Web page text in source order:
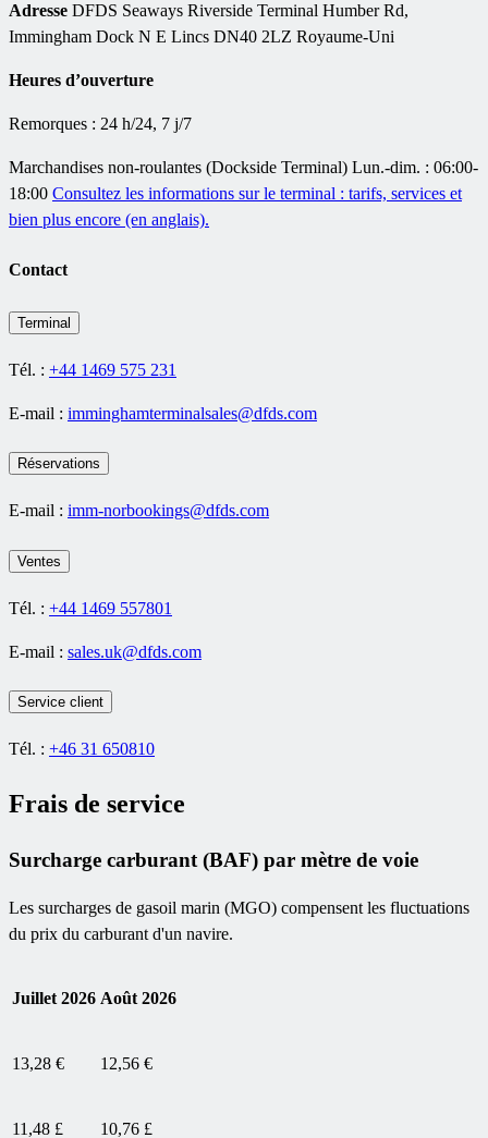
Adresse DFDS Seaways Riverside Terminal Humber Rd,
Immingham Dock N E Lincs DN40 2LZ Royaume-Uni
Heures d’ouverture
Remorques : 24 h/24, 7 j/7
Marchandises non-roulantes (Dockside Terminal) Lun.-dim. : 06:00-
18:00 Consultez les informations sur le terminal : tarifs, services et
bien plus encore (en anglais).
Contact
Terminal
Tél. : +44 1469 575 231
E-mail : imminghamterminalsales@dfds.com
Réservations
E-mail : imm-norbookings@dfds.com
Ventes
Tél. : +44 1469 557801
E-mail : sales.uk@dfds.com
Service client
Tél. : +46 31 650810
Frais de service
Surcharge carburant (BAF) par mètre de voie
Les surcharges de gasoil marin (MGO) compensent les fluctuations
du prix du carburant d'un navire.
Juillet 2026 Août 2026
13,28 € 12,56 €
11,48 £ 10,76 £